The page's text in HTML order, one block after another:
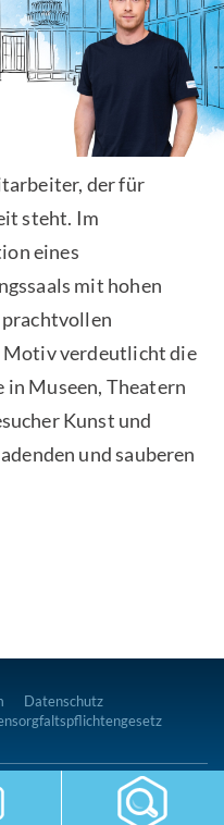
der für
steht. Im
eines
mit hohen
prachtvollen
Motiv verdeutlicht die
in Museen, Theatern
Kunst und
und sauberen
Datenschutz